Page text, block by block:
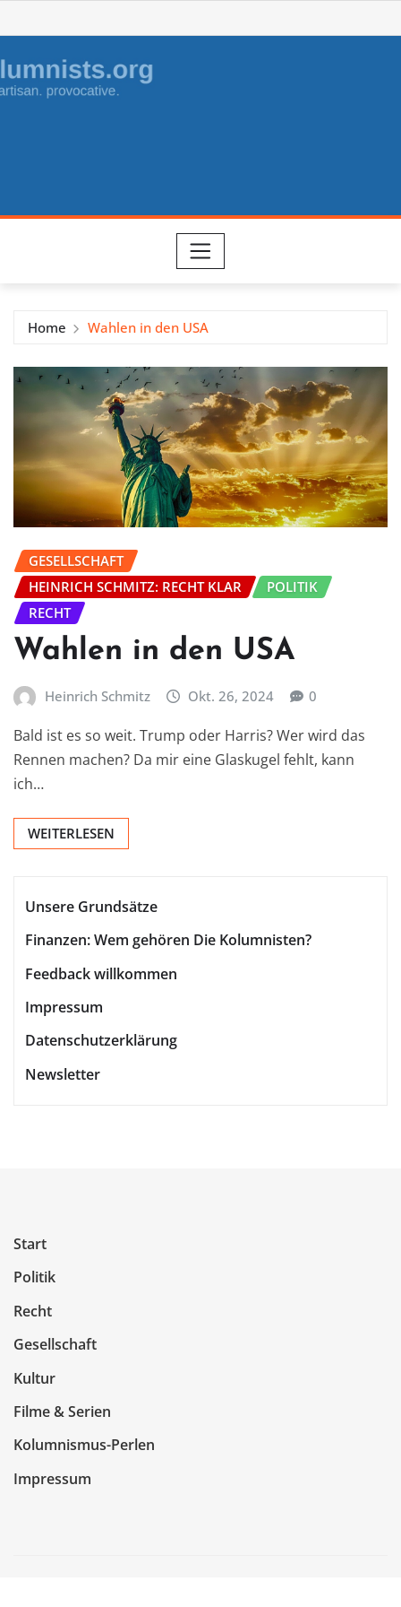
to
content
Home Wahlen in den USA
GESELLSCHAFT
HEINRICH SCHMITZ: RECHT KLAR
POLITIK
RECHT
Wahlen in den USA
Heinrich Schmitz Okt. 26, 2024 0
Bald ist es so weit. Trump oder Harris? Wer wird das
Rennen machen? Da mir eine Glaskugel fehlt, kann
ich…
WEITERLESEN
Unsere Grundsätze
Finanzen: Wem gehören Die Kolumnisten?
Feedback willkommen
Impressum
Datenschutzerklärung
Newsletter
Start
Politik
Recht
Gesellschaft
Kultur
Filme & Serien
Kolumnismus-Perlen
Impressum